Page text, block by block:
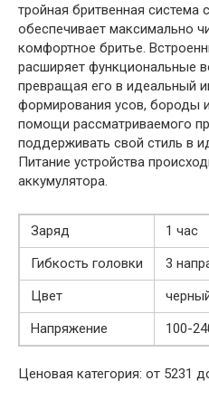
тройная бритвенная система
обеспечивает максимально
комфортное бритье.
расширяет функциональные
превращая его в идеальный
формирования усов, бороды
помощи рассматриваемого
поддерживать свой стиль в
Питание устройства
аккумулятора.
Заряд
1 час
Гибкость головки
3
Цвет
Напряжение
100-
Ценовая категория: от 5231